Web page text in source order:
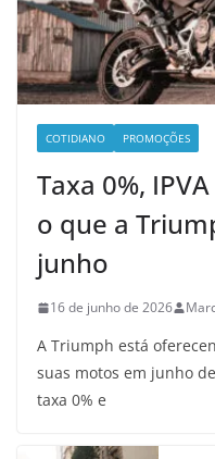
COTIDIANO PROMOÇÕES
Taxa 0%,
o que a
junho
16 de junho de 2026
A Triumph está
suas motos em junho
taxa 0% e